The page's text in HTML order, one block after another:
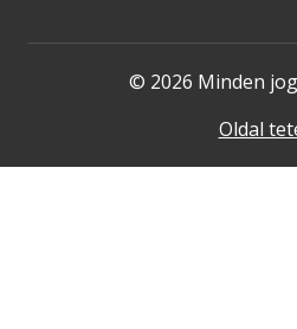
© 2026 Minden
Oldal